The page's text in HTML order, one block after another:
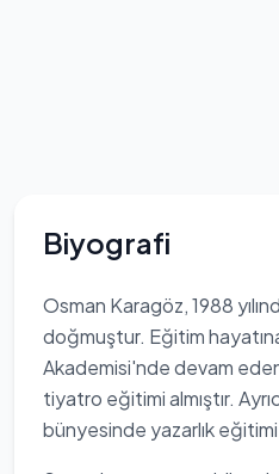
Biyografi
Osman Karagöz, 1988
doğmuştur. Eğitim
Akademisi'nde devam
tiyatro eğitimi almıştır.
bünyesinde yazarlık eğitimi